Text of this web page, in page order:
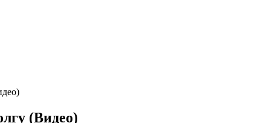
(Видео)